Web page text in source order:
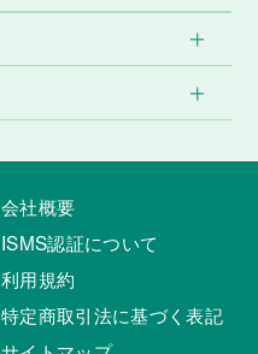
会社概要
ISMS認証について
利用規約
特定商取引法に基づく表記